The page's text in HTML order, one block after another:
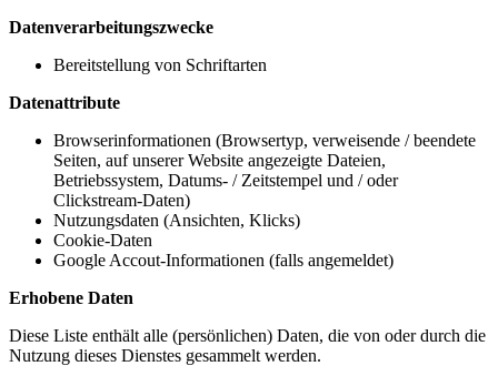
Datenverarbeitungszwecke
Bereitstellung von Schriftarten
Datenattribute
Browserinformationen (Browsertyp, verweisende / beendete
Seiten, auf unserer Website angezeigte Dateien,
Betriebssystem, Datums- / Zeitstempel und / oder
Clickstream-Daten)
Nutzungsdaten (Ansichten, Klicks)
Cookie-Daten
Google Accout-Informationen (falls angemeldet)
Erhobene Daten
Diese Liste enthält alle (persönlichen) Daten, die von oder durch die
Nutzung dieses Dienstes gesammelt werden.